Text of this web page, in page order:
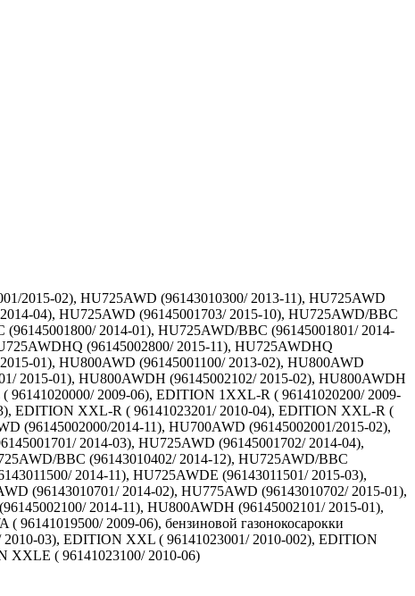
2015-02), HU725AWD (96143010300/ 2013-11), HU725AWD
04), HU725AWD (96145001703/ 2015-10), HU725AWD/BBC
2014-01), HU725AWD/BBC (96145001801/ 2014-
(96145002800/ 2015-11), HU725AWDHQ
01), HU800AWD (96145001100/ 2013-02), HU800AWD
2015-01), HU800AWDH (96145002102/ 2015-02), HU800AWDH
96141020000/ 2009-06), EDITION 1XXL-R ( 96141020200/ 2009-
EDITION XXL-R ( 96141023201/ 2010-04), EDITION XXL-R (
(96145002000/2014-11), HU700AWD (96145002001/2015-02),
2014-03), HU725AWD (96145001702/ 2014-04),
BBC (96143010402/ 2014-12), HU725AWD/BBC
2014-11), HU725AWDE (96143011501/ 2015-03),
(96143010701/ 2014-02), HU775AWD (96143010702/ 2015-01),
2014-11), HU800AWDH (96145002101/ 2015-01),
96141019500/ 2009-06), бензиновой газонокосарокки
03), EDITION XXL ( 96141023001/ 2010-002), EDITION
XXLE ( 96141023100/ 2010-06)